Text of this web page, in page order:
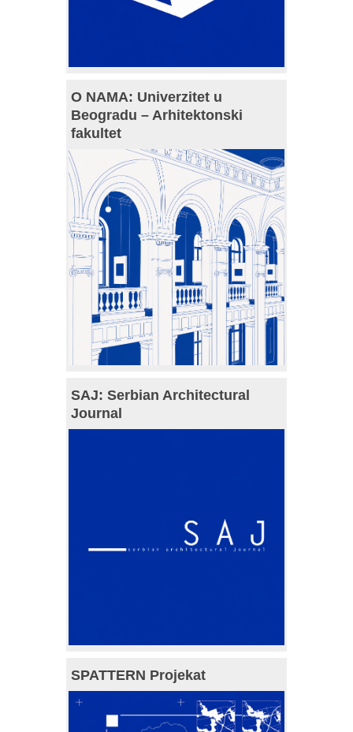
O NAMA: Univerzitet u
Beogradu – Arhitektonski
fakultet
SAJ: Serbian Architectural
Journal
SPATTERN Projekat